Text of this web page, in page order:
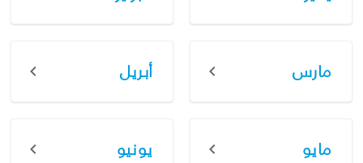
مارس أبريل
مايو يونيو